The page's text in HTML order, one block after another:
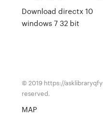
Download directx 10
windows 7 32 bit
© 2019 https://
reserved.
MAP